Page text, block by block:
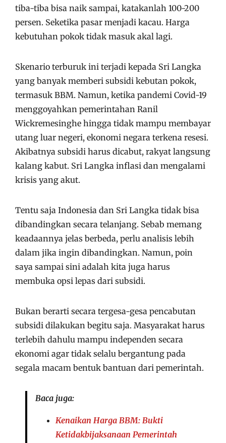
tiba-tiba bisa naik sampai, katakanlah 100-200
persen. Seketika pasar menjadi kacau. Harga
kebutuhan pokok tidak masuk akal lagi.
Skenario terburuk ini terjadi kepada Sri Langka
yang banyak memberi subsidi kebutan pokok,
termasuk BBM. Namun, ketika pandemi Covid-19
menggoyahkan pemerintahan Ranil
Wickremesinghe hingga tidak mampu membayar
utang luar negeri, ekonomi negara terkena resesi.
Akibatnya subsidi harus dicabut, rakyat langsung
kalang kabut. Sri Langka inflasi dan mengalami
krisis yang akut.
Tentu saja Indonesia dan Sri Langka tidak bisa
dibandingkan secara telanjang. Sebab memang
keadaannya jelas berbeda, perlu analisis lebih
dalam jika ingin dibandingkan. Namun, poin
saya sampai sini adalah kita juga harus
membuka opsi lepas dari subsidi.
Bukan berarti secara tergesa-gesa pencabutan
subsidi dilakukan begitu saja. Masyarakat harus
terlebih dahulu mampu independen secara
ekonomi agar tidak selalu bergantung pada
segala macam bentuk bantuan dari pemerintah.
Baca juga:
Kenaikan Harga BBM: Bukti
Ketidakbijaksanaan Pemerintah